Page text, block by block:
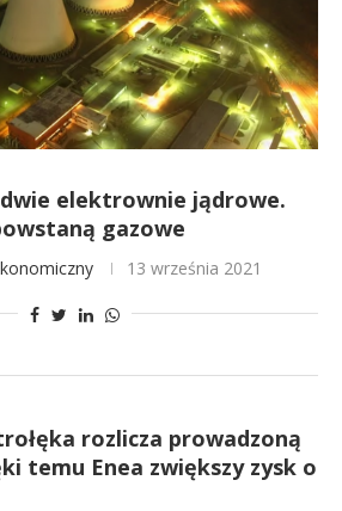
elektrownie jądrowe.
gazowe
13 września 2021
rozlicza prowadzoną
temu Enea zwiększy zysk o